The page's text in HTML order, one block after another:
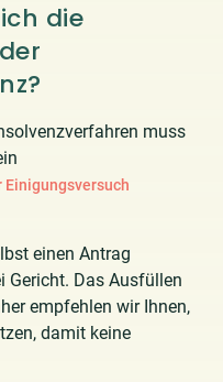
die
muss
einen Antrag
Gericht. Das Ausfüllen
empfehlen wir Ihnen,
damit keine